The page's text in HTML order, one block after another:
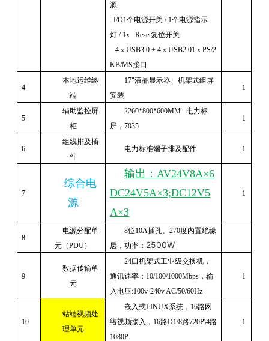
源
I/O1个电源开关 / 1个电源指示
灯 / 1x Reset复位开关
4 x USB3.0 + 4 x USB2.01 x PS/2
KB/MS接口
4
本地运维终
端
17"液晶显示器、机架式组屏
安装
1
5
辅助监控屏
柜
2260*800*600MM电力标
屏，7035
1
6
组线排及插
件
电力标准端子排及配件 1
7
综合电
源
输出：AV24V8A×6
DC24V5A×3;DC12V5
A×3
1
8
电源分配单
元（PDU）
8位10A插孔、270度内置绝缘
层，功率： 2500W
9
数据传输单
元
24口机架式工业级交换机，
通讯速率： 10/100/1000Mbps ，输
入电压:100v-240v AC/50/60Hz
1
10
站端视频处
理单元
嵌入式LINUX系统， 16路网
络视频接入， 16路D1\8路720P\4路
1080P
1